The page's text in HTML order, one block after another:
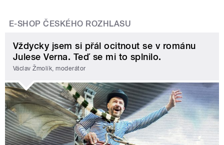
E-SHOP ČESKÉHO ROZHLASU
Vždycky jsem si přál ocitnout se v románu
Julese Verna. Teď se mi to splnilo.
Václav Žmolík, moderátor